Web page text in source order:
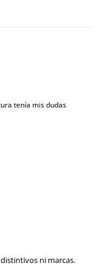
tenía mis dudas
ni marcas.